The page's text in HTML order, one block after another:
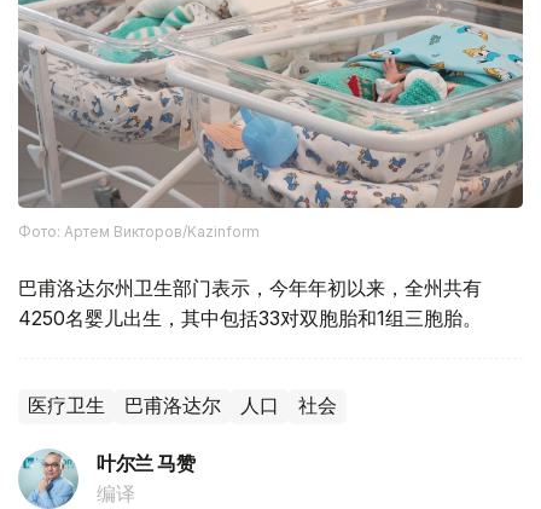
Фото: Артем Викторов/Kazinform
巴甫洛达尔州卫生部门表示，今年年初以来，全州共有
4250名婴儿出生，其中包括33对双胞胎和1组三胞胎。
医疗卫生 巴甫洛达尔 人口 社会
叶尔兰 马赞
编译